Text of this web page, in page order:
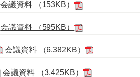
会議資料 （153KB）
会議資料 （595KB）
会議資料 （6,382KB）
会議資料 （3,425KB）